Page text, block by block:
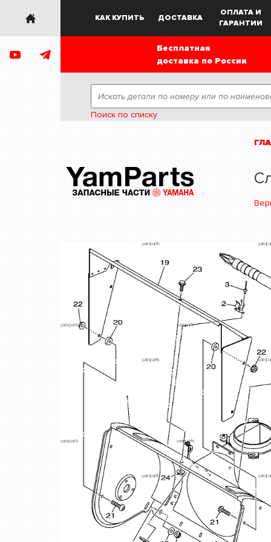
КАК КУПИТЬ ДОСТАВКА
ОПЛАТА И
ГАРАНТИИ
Бесплатная
доставка по России
Поиск по списку